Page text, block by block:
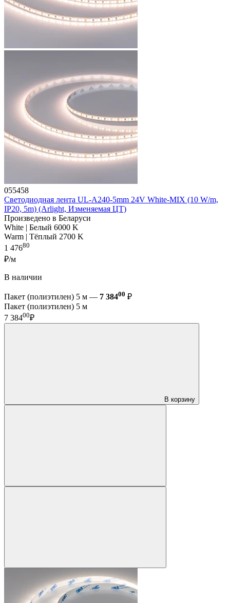
055458
Светодиодная лента UL-A240-5mm 24V White-MIX (10 W/m,
IP20, 5m) (Arlight, Изменяемая ЦТ)
Произведено в Беларуси
White | Белый 6000 K
Warm | Тёплый 2700 K
1 47680
₽/м
В наличии
Пакет (полиэтилен) 5 м — 7 38400 ₽
Пакет (полиэтилен) 5 м
7 38400₽
В корзину